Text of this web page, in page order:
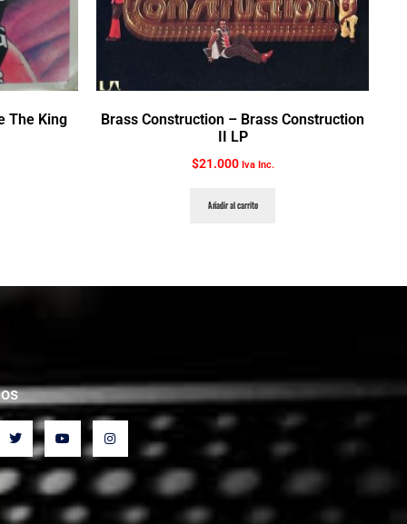
The King
Brass Construction ‎– Brass Construction
II LP
$21.000 Iva Inc.
Añadir al carrito